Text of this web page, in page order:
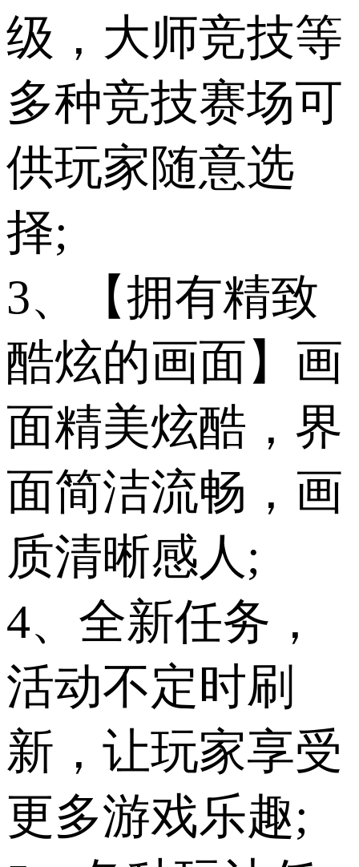
级，大师竞技等
多种竞技赛场可
供玩家随意选
择;
3、【拥有精致
酷炫的画面】画
面精美炫酷，界
面简洁流畅，画
质清晰感人;
4、全新任务，
活动不定时刷
新，让玩家享受
更多游戏乐趣;